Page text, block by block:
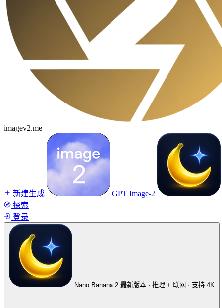
imagev2.me
新建生成
GPT Image-2
探索
登录
Nano Banana 2 最新版本 · 推理 + 联网 · 支持 4K